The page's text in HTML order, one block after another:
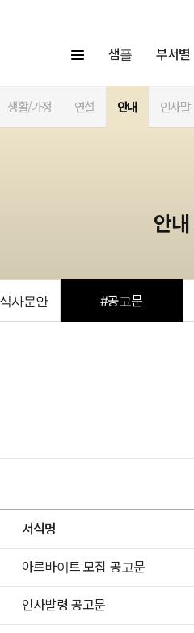
샘플 부서별
생활/가정 연설 안내 인사말
안내
사문안 #공고문
서식명
아르바이트 모집 공고문
인사발령 공고문